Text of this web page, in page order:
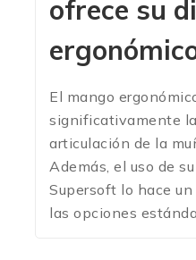
ofrece su
El mango
significativamente
articulación de la
Además, el uso de
Supersoft lo hace
las opciones